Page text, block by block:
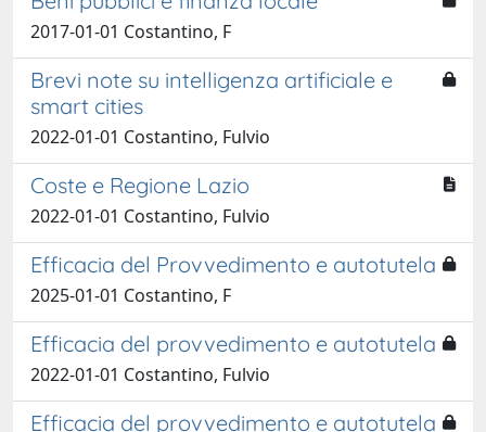
2017-01-01 Costantino, F
Brevi note su intelligenza artificiale e
smart cities
2022-01-01 Costantino, Fulvio
Coste e Regione Lazio
2022-01-01 Costantino, Fulvio
Efficacia del Provvedimento e autotutela
2025-01-01 Costantino, F
Efficacia del provvedimento e autotutela
2022-01-01 Costantino, Fulvio
Efficacia del provvedimento e autotutela